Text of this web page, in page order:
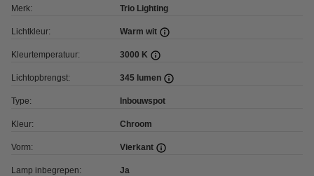
Merk: Trio Lighting
Lichtkleur: Warm wit
Kleurtemperatuur: 3000 K
Lichtopbrengst: 345 lumen
Type: Inbouwspot
Kleur: Chroom
Vorm: Vierkant
Lamp inbegrepen: Ja